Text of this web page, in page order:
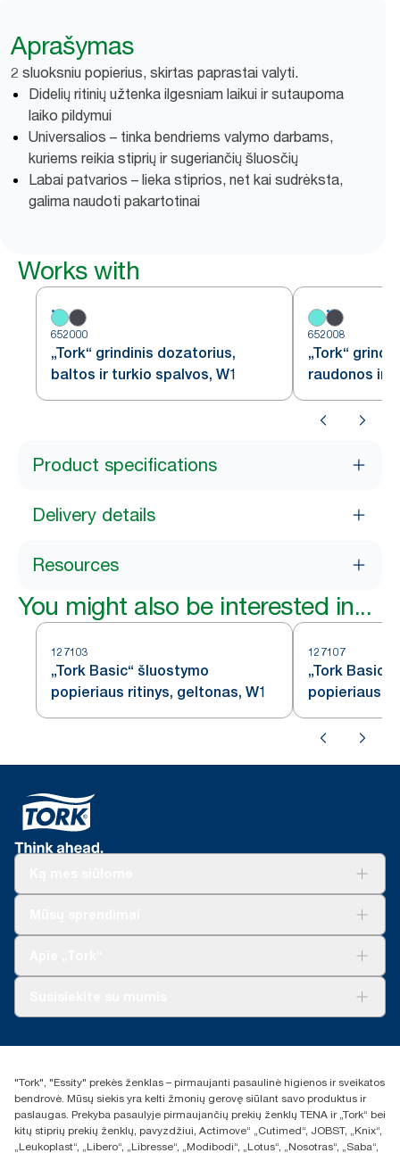
Aprašymas
2 sluoksniu popierius, skirtas paprastai valyti.
Didelių ritinių užtenka ilgesniam laikui ir sutaupoma
laiko pildymui
Universalios – tinka bendriems valymo darbams,
kuriems reikia stiprių ir sugeriančių šluosčių
Labai patvarios – lieka stiprios, net kai sudrėksta,
galima naudoti pakartotinai
Works with
652000
„Tork“ grindinis dozatorius,
baltos ir turkio spalvos, W1
652008
„Tork“
raudonos ir
Product specifications
Delivery details
Resources
You might also be interested in...
127103
„Tork Basic“ šluostymo
popieriaus ritinys, geltonas, W1
127107
„Tork Basic“
popieriaus
+370 5 268 3455
UAB Essity Lithuania
Naugarduko g. 98
LT-03160 Vilnius, Lietuva
"Tork", "Essity" prekės ženklas – pirmaujanti pasaulinė higienos ir sveikatos
bendrovė. Mūsų siekis yra kelti žmonių gerovę siūlant savo produktus ir
paslaugas. Prekyba pasaulyje pirmaujančių prekių ženklų TENA ir „Tork“ bei
kitų stiprių prekių ženklų, pavyzdžiui, Actimove“ „Cutimed“, JOBST, „Knix“,
„Leukoplast“, „Libero“, „Libresse“, „Modibodi“, „Lotus“, „Nosotras“, „Saba“,